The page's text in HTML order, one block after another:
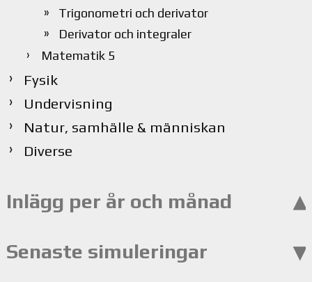
Trigonometri och derivator
Derivator och integraler
Matematik 5
Fysik
Undervisning
Natur, samhälle & människan
Diverse
Inlägg per år och månad
Senaste simuleringar